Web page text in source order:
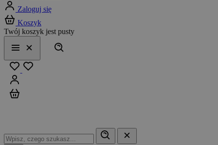
Zaloguj się
Koszyk
Twój koszyk jest pusty
Menu
Zamknij